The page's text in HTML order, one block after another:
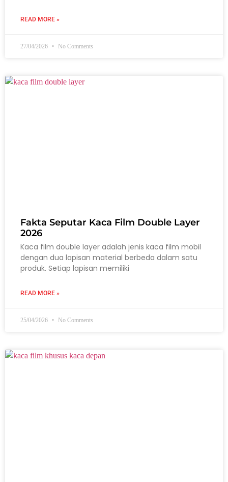
READ MORE »
27/04/2026 No Comments
Fakta Seputar Kaca Film Double Layer
2026
Kaca film double layer adalah jenis kaca film mobil
dengan dua lapisan material berbeda dalam satu
produk. Setiap lapisan memiliki
READ MORE »
25/04/2026 No Comments